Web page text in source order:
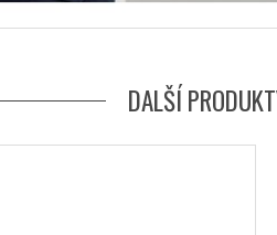
DALŠÍ